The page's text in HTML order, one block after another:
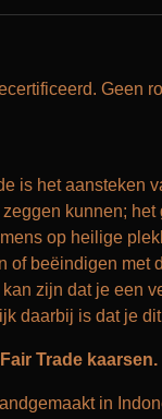
Geen
is het aansteken
kunnen;
op heilige
of beëindigen met
zijn dat je een
daarbij is dat je
Trade kaarsen.
in